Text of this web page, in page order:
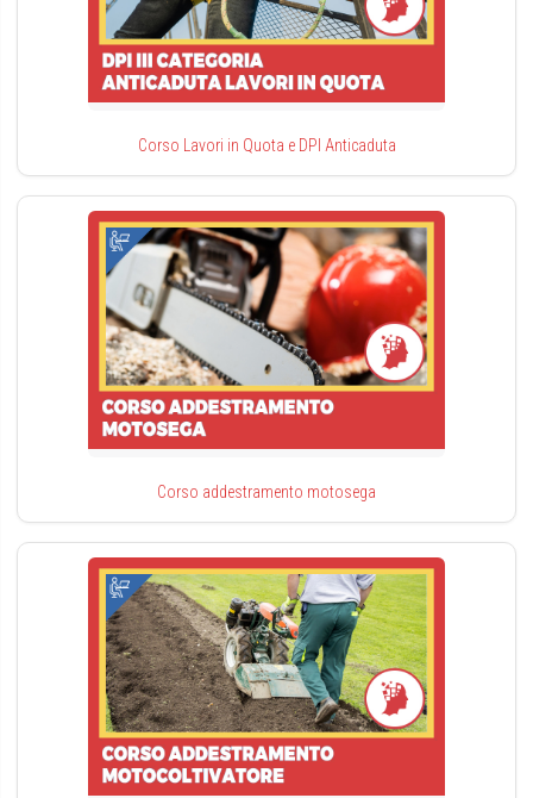
Corso Lavori in Quota e DPI Anticaduta
Corso addestramento motosega